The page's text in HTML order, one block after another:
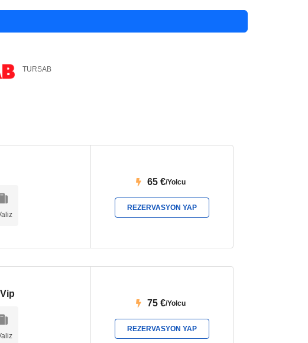
transfer rezervasyonu yaptırabilirsiniz. Şoförümüz sizi konforlu
tercih edebilirsiniz. Hemen rezervasyonunuzu yapın!
Avsallar'da taksi ile ulaşım diğer transfer seçeneklerine
seçenek taksi transferidir.
TURSAB
65€/Yolcu
REZERVASYON YAP
75€/Yolcu
REZERVASYON YAP